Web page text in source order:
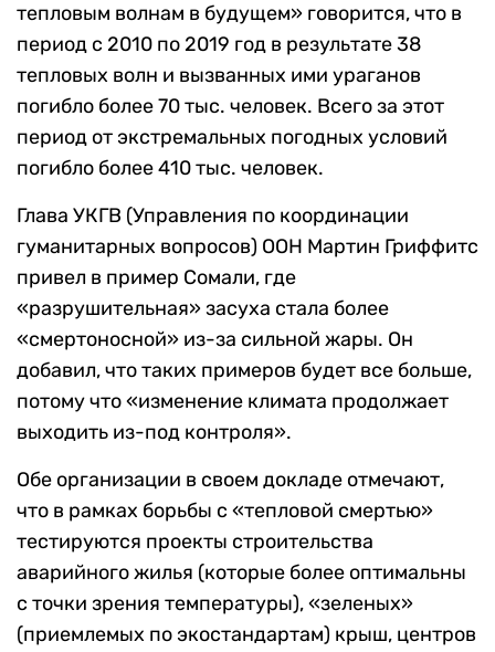
тепловым волнам в будущем» говорится, что в
период с 2010 по 2019 год в результате 38
тепловых волн и вызванных ими ураганов
погибло более 70 тыс. человек. Всего за этот
период от экстремальных погодных условий
погибло более 410 тыс. человек.
Глава УКГВ (Управления по координации
гуманитарных вопросов) ООН Мартин Гриффитс
привел в пример Сомали, где
«разрушительная» засуха стала более
«смертоносной» из-за сильной жары. Он
добавил, что таких примеров будет все больше,
потому что «изменение климата продолжает
выходить из-под контроля».
Обе организации в своем докладе отмечают,
что в рамках борьбы с «тепловой смертью»
тестируются проекты строительства
аварийного жилья (которые более оптимальны
с точки зрения температуры), «зеленых»
(приемлемых по экостандартам) крыш, центров